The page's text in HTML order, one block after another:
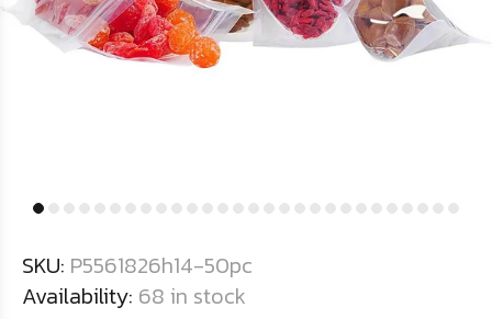
SKU: P5561826h14-50pc
Availability: 68 in stock